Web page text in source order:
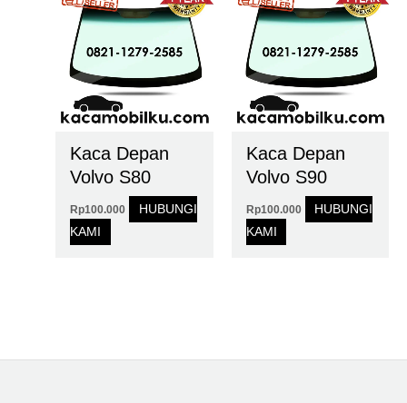
Kaca Depan
Volvo S80
Rp100.000
HUBUNGI
KAMI
Kaca Depan
Volvo S90
Rp100.000
HUBUNGI
KAMI